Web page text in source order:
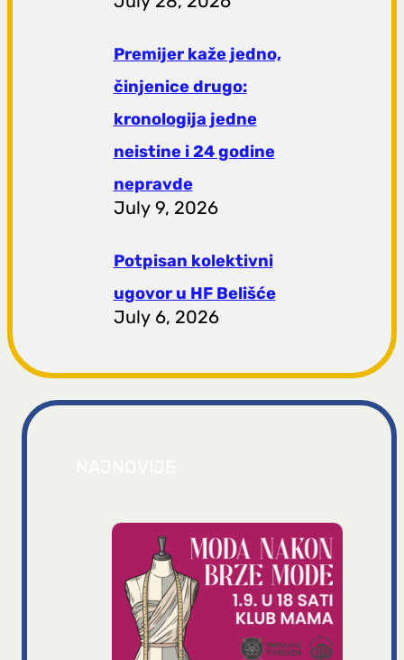
Premijer kaže jedno,
činjenice drugo:
kronologija jedne
neistine i 24 godine
nepravde
July 9, 2026
Potpisan kolektivni
ugovor u HF Belišće
July 6, 2026